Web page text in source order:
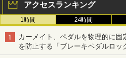
アクセスランキング
1時間 24時間
カーメイト、ペダルを物理的に
を防止する「ブレーキペダルロッ